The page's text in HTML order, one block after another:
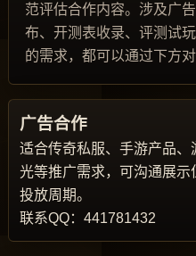
范评估合作内容。涉及广
布、开测表收录、评测试
的需求，都可以通过下方对
广告合作
适合传奇私服、手游产品
光等推广需求，可沟通展
投放周期。
联系QQ：441781432